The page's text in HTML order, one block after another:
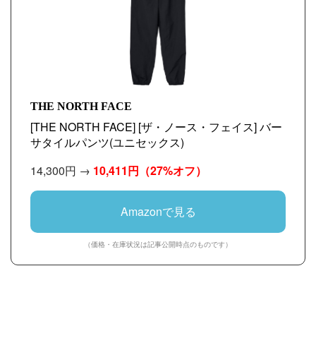
THE NORTH FACE
[THE NORTH FACE] [ザ・ノース・フェイス] バー
サタイルパンツ(ユニセックス)
14,300円 → 10,411円 （27%オフ）
Amazonで見る
（価格・在庫状況は記事公開時点のものです）